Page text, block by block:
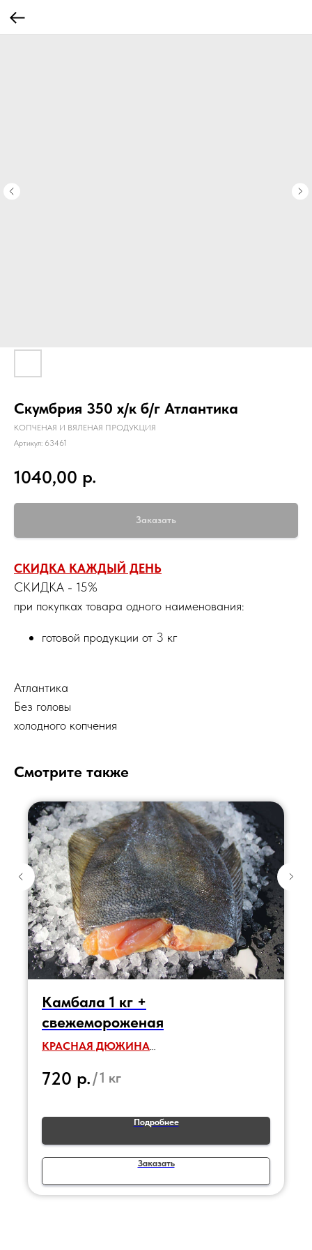
Скумбрия 350 х/к б/г Атлантика
КОПЧЕНАЯ И ВЯЛЕНАЯ ПРОДУКЦИЯ
Артикул: 63461
1040,00 р.
Заказать
СКИДКА КАЖДЫЙ ДЕНЬ
СКИДКА - 15%
при покупках товара одного наименования:
готовой продукции от 3 кг
Атлантика
Без головы
холодного копчения
Смотрите также
Камбала 1 кг +
свежемороженая
КРАСНАЯ ДЮЖИНА
на всю готовую и замороженную продукцию
720 р. /1 кг
Подробнее
Заказать